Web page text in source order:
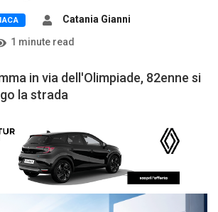
Catania Gianni
1 minute read